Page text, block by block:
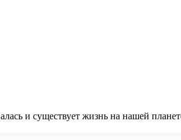
и существует жизнь на нашей